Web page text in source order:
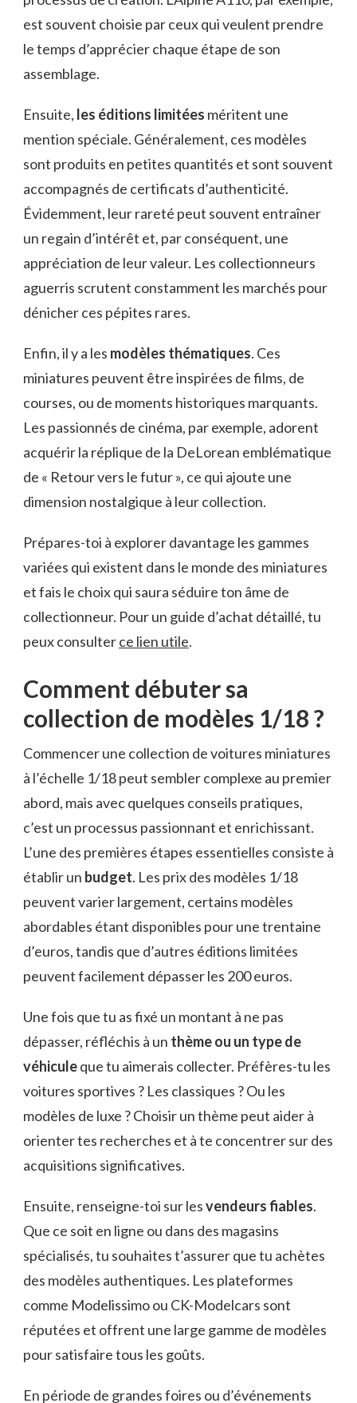
est souvent choisie par ceux qui veulent prendre
le temps d’apprécier chaque étape de son
assemblage.
Ensuite, les éditions limitées méritent une
mention spéciale. Généralement, ces modèles
sont produits en petites quantités et sont souvent
accompagnés de certificats d’authenticité.
Évidemment, leur rareté peut souvent entraîner
un regain d’intérêt et, par conséquent, une
appréciation de leur valeur. Les collectionneurs
aguerris scrutent constamment les marchés pour
dénicher ces pépites rares.
Enfin, il y a les modèles thématiques. Ces
miniatures peuvent être inspirées de films, de
courses, ou de moments historiques marquants.
Les passionnés de cinéma, par exemple, adorent
acquérir la réplique de la DeLorean emblématique
de « Retour vers le futur », ce qui ajoute une
dimension nostalgique à leur collection.
Prépares-toi à explorer davantage les gammes
variées qui existent dans le monde des miniatures
et fais le choix qui saura séduire ton âme de
collectionneur. Pour un guide d’achat détaillé, tu
peux consulterce lien utile.
Comment débuter sa
collection de modèles 1/18 ?
Commencer une collection de voitures miniatures
à l’échelle 1/18 peut sembler complexe au premier
abord, mais avec quelques conseils pratiques,
c’est un processus passionnant et enrichissant.
L’une des premières étapes essentielles consiste à
établir un budget. Les prix des modèles 1/18
peuvent varier largement, certains modèles
abordables étant disponibles pour une trentaine
d’euros, tandis que d’autres éditions limitées
peuvent facilement dépasser les 200 euros.
Une fois que tu as fixé un montant à ne pas
dépasser, réfléchis à un thème ou un type de
véhiculeque tu aimerais collecter. Préfères-tu les
voitures sportives ? Les classiques ? Ou les
modèles de luxe ? Choisir un thème peut aider à
orienter tes recherches et à te concentrer sur des
acquisitions significatives.
Ensuite, renseigne-toi sur lesvendeurs fiables.
Que ce soit en ligne ou dans des magasins
spécialisés, tu souhaites t’assurer que tu achètes
des modèles authentiques. Les plateformes
comme Modelissimo ou CK-Modelcars sont
réputées et offrent une large gamme de modèles
pour satisfaire tous les goûts.
En période de grandes foires ou d’événements